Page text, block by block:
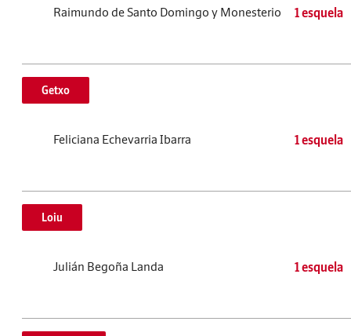
Raimundo de Santo Domingo y Monesterio 1 esquela
Getxo
Feliciana Echevarria Ibarra 1 esquela
Loiu
Julián Begoña Landa 1 esquela